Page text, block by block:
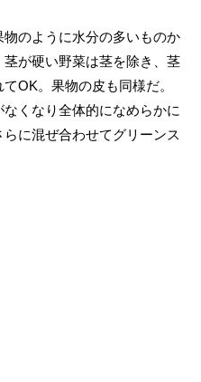
のように水分の多いものか
が硬い野菜は茎を除き、茎
OK。果物の皮も同様だ。
くなり全体的になめらかに
に混ぜ合わせてグリーンス